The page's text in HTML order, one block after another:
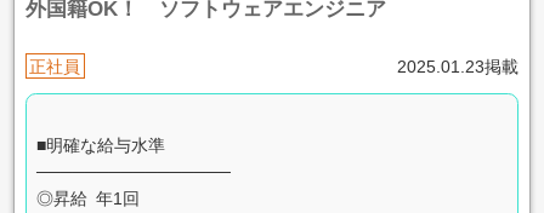
外国籍OK！ ソフトウェアエンジニア
正社員 2025.01.23掲載
■明確な給与水準
────────────────
◎昇給 年1回